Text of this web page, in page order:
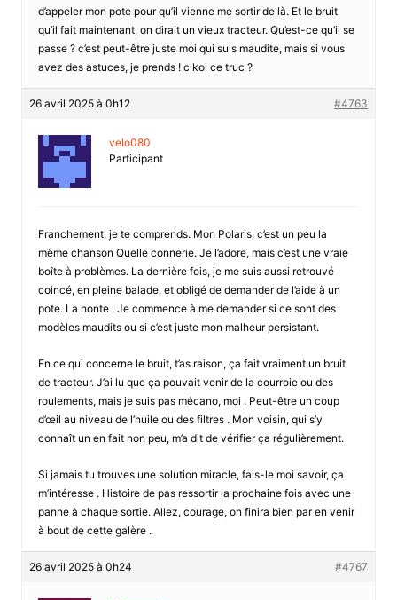
d’appeler mon pote pour qu’il vienne me sortir de là. Et le bruit
qu’il fait maintenant, on dirait un vieux tracteur. Qu’est-ce qu’il se
passe ? c’est peut-être juste moi qui suis maudite, mais si vous
avez des astuces, je prends ! c koi ce truc ?
26 avril 2025 à 0h12 #4763
velo080
Participant
Franchement, je te comprends. Mon Polaris, c’est un peu la
même chanson Quelle connerie. Je l’adore, mais c’est une vraie
boîte à problèmes. La dernière fois, je me suis aussi retrouvé
coincé, en pleine balade, et obligé de demander de l’aide à un
pote. La honte . Je commence à me demander si ce sont des
modèles maudits ou si c’est juste mon malheur persistant.
En ce qui concerne le bruit, t’as raison, ça fait vraiment un bruit
de tracteur. J’ai lu que ça pouvait venir de la courroie ou des
roulements, mais je suis pas mécano, moi . Peut-être un coup
d’œil au niveau de l’huile ou des filtres . Mon voisin, qui s’y
connaît un en fait non peu, m’a dit de vérifier ça régulièrement.
Si jamais tu trouves une solution miracle, fais-le moi savoir, ça
m’intéresse . Histoire de pas ressortir la prochaine fois avec une
panne à chaque sortie. Allez, courage, on finira bien par en venir
à bout de cette galère .
26 avril 2025 à 0h24 #4767